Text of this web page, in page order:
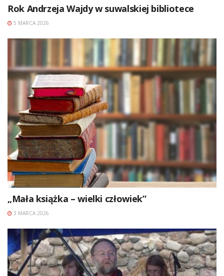
Rok Andrzeja Wajdy w suwalskiej bibliotece
5 MARCA 2026
„Mała książka – wielki człowiek”
3 MARCA 2026